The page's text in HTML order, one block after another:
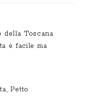
della Toscana
è facile ma
, Petto